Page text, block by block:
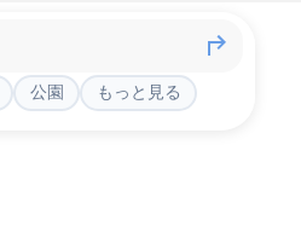
公園 もっと見る